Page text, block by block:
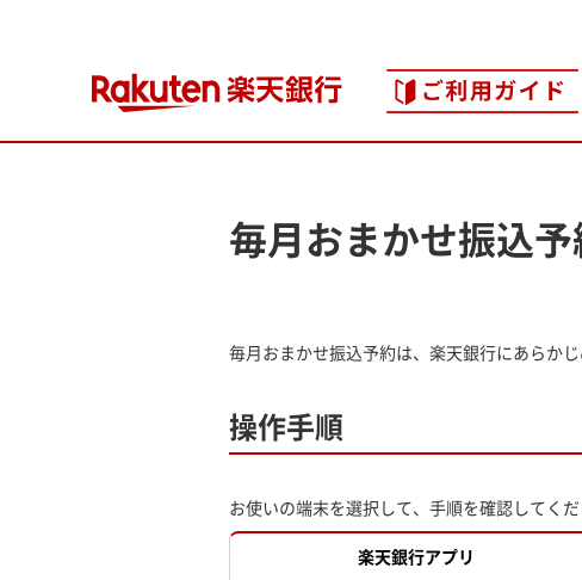
毎月おまかせ振込
毎月おまかせ振込予約は、楽天銀行にあらか
操作手順
お使いの端末を選択して、手順を確認してくだ
楽天銀行アプリ